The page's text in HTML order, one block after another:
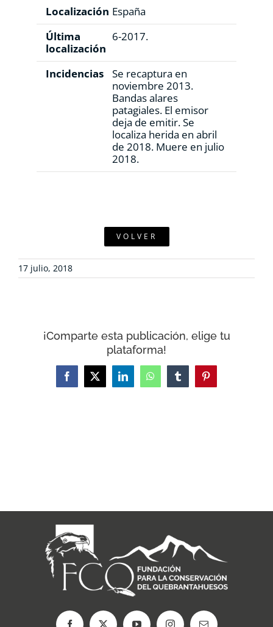
Localización España
Última
localización
6-2017.
Incidencias
Se recaptura en
noviembre 2013.
Bandas alares
patagiales. El emisor
deja de emitir. Se
localiza herida en abril
de 2018. Muere en julio
2018.
VOLVER
17 julio, 2018
¡Comparte esta publicación, elige tu
plataforma!
Facebook
X LinkedInWhatsAppTumblrPinterest